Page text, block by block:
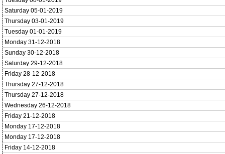
Saturday 05-01-2019
Thursday 03-01-2019
Tuesday 01-01-2019
Monday 31-12-2018
Sunday 30-12-2018
Saturday 29-12-2018
Friday 28-12-2018
Thursday 27-12-2018
Thursday 27-12-2018
Wednesday 26-12-2018
Friday 21-12-2018
Monday 17-12-2018
Monday 17-12-2018
Friday 14-12-2018